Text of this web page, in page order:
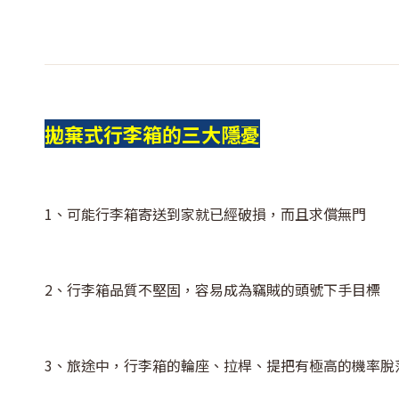
拋棄式行李箱的三大隱憂
1、可能行李箱寄送到家就已經破損，而且求償無門
2、行李箱品質不堅固，容易成為竊賊的頭號下手目標
3、旅途中，行李箱的輪座、拉桿、提把有極高的機率